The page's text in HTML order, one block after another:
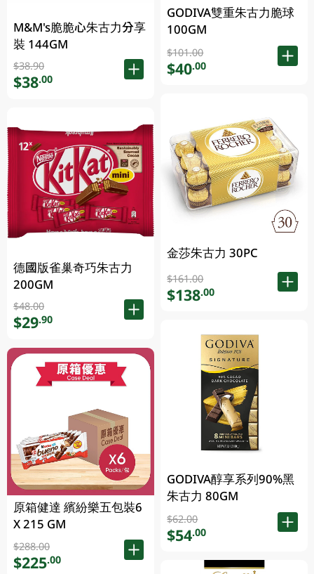
M&M's脆脆心朱古力分享
裝 144GM
$38.90
$38.00
德國版雀巢奇巧朱古力
200GM
$48.00
$29.90
原箱健達 繽紛樂五包裝6
X 215 GM
$288.00
$225.00
GODIVA雙重朱古力脆球
100GM
$101.00
$40.00
金莎朱古力 30PC
$161.00
$138.00
GODIVA醇享系列90%黑
朱古力 80GM
$62.00
$54.00